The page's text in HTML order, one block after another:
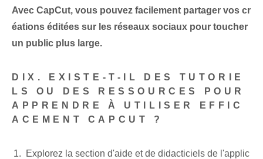
Avec CapCut, vous pouvez facilement partager vos cr
éations éditées sur les réseaux sociaux pour toucher
un public plus large. ⁣
DIX. EXISTE-T-IL DES TUTORIE
LS OU DES RESSOURCES POUR
APPRENDRE À UTILISER EFFIC
ACEMENT CAPCUT ?
Explorez la section d'aide et de didacticiels de l'applic